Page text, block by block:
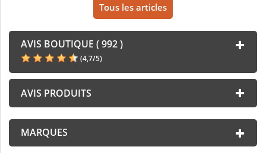
Tous les articles
AVIS BOUTIQUE ( 992 )
(4,7/5)
AVIS PRODUITS
MARQUES